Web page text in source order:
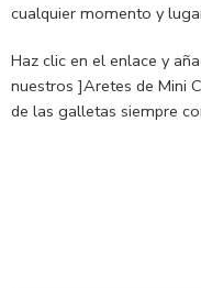
cualquier momento y
Haz clic en el enlace y
nuestros ]Aretes de Mini
de las galletas siempre